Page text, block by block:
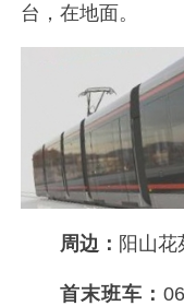
台，在地面。
周边： 阳山花
首末班车：